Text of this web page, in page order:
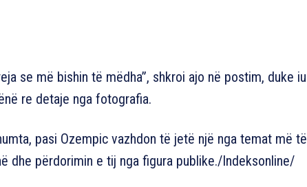
se më bishin të mëdha”, shkroi ajo në postim, duke iu
re detaje nga fotografia.
pasi Ozempic vazhdon të jetë një nga temat më të
dhe përdorimin e tij nga figura publike./Indeksonline/